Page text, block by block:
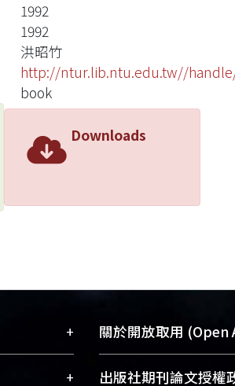
1992
1992
洪昭竹
http://ntur.lib.ntu.edu.tw//handle/
book
Downloads
+
久珍藏 +
關於開放取用 (Open
開放取用是從使用者
出版社期刊論文授